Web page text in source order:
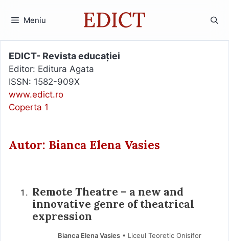
Meniu
EDICT- Revista educației
Editor: Editura Agata
ISSN: 1582-909X
www.edict.ro
Coperta 1
Autor: Bianca Elena Vasies
Remote Theatre – a new and
innovative genre of theatrical
expression
Bianca Elena Vasies• Liceul Teoretic Onisifor